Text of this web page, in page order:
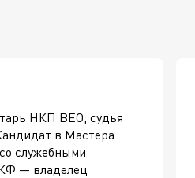
НКП ВЕО, судья
в Мастера
служебными
— владелец